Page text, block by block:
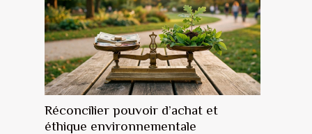
Réconcilier pouvoir d’achat et
éthique environnementale